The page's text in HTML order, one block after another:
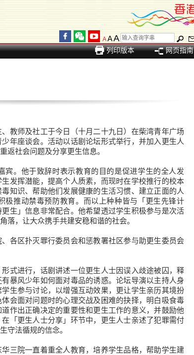
AAA
列印版本 网页指南
师及社工于今日（十月二十九日）在柴湾青年广场
年座谈会。活动以话剧论坛形式举行，并加入更生人
返社会问题及分享更生信息。
。他于致辞时表示教育的目的是促进学生的全人发
发挥潜能，提高个人质素，而现时在学校推行的校本
知识、帮助他们发展健康的生活习惯、建立正面的人
极推动禁毒预防教育。而以上种种皆与「更生先锋计
生」信息非常配合。他希望透过学生积极参与是次活
落，让大众携手共建安稳和谐的社会。
区扑灭罪行委员会和惩教署社区参与助更生委员会
进行，话剧讲述一位更生人士因误入歧途被囚，释
暴风少年如何面对毒品的诱惑。论坛导演以主持人身
生参与讨论，以增强互动效果，更让学生亲历其境扮
会面对问题时的心理交战及困难的抉择，明白吸食毒
作出正确决定的重要性和更生工作的意义，并鼓励他
「更生人士分享」环节中，更生人士亲述了犯罪需付
守法循规的信念。
院一直着重全人教育，培养学生品格，帮助学生建